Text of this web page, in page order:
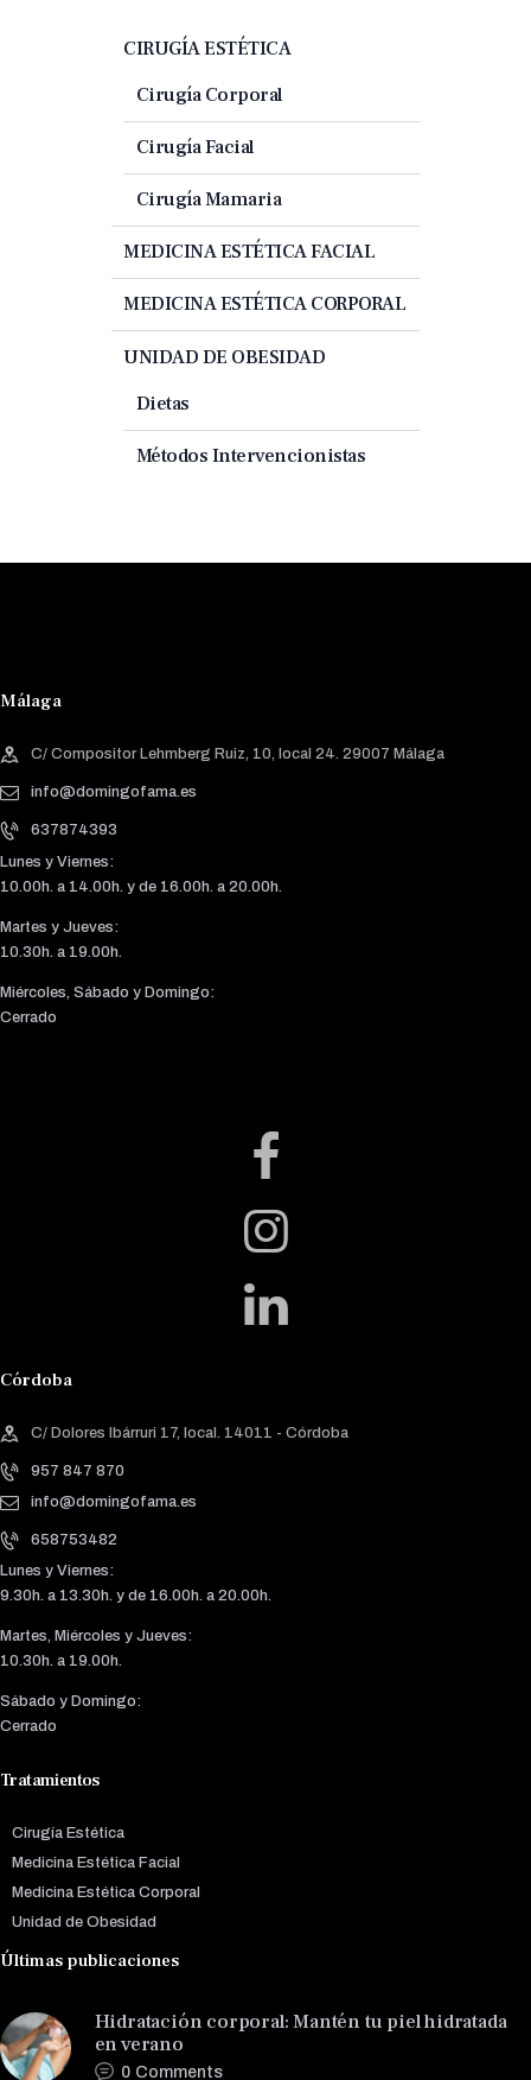
CIRUGÍA ESTÉTICA
Cirugía Corporal
Cirugía Facial
Cirugía Mamaria
MEDICINA ESTÉTICA FACIAL
MEDICINA ESTÉTICA CORPORAL
UNIDAD DE OBESIDAD
Dietas
Métodos Intervencionistas
Málaga
C/ Compositor Lehmberg Ruiz, 10, local 24. 29007 Málaga
info@domingofama.es
637874393
Lunes y Viernes:
10.00h. a 14.00h. y de 16.00h. a 20.00h.
Martes y Jueves:
10.30h. a 19.00h.
Miércoles, Sábado y Domingo:
Cerrado
Córdoba
C/ Dolores Ibárruri 17, local. 14011 - Córdoba
957 847 870
info@domingofama.es
658753482
Lunes y Viernes:
9.30h. a 13.30h. y de 16.00h. a 20.00h.
Martes, Miércoles y Jueves:
10.30h. a 19.00h.
Sábado y Domingo:
Cerrado
Tratamientos
Cirugía Estética
Medicina Estética Facial
Medicina Estética Corporal
Unidad de Obesidad
Últimas publicaciones
Hidratación corporal: Mantén tu piel hidratada
en verano
0 Comments